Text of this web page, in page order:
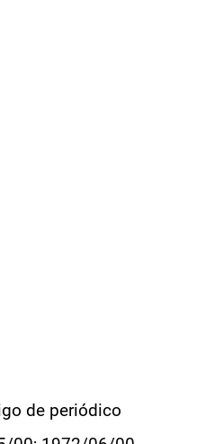
de periódico